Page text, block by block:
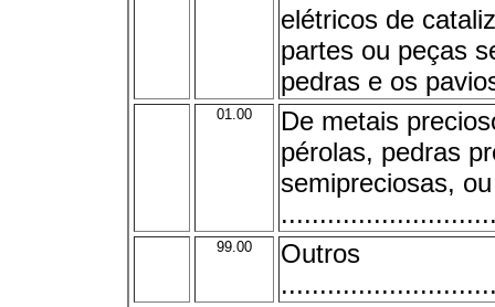
elétricos de
partes ou peças
pedras e os
01.00
De metais
pérolas, pedras
semipreciosas,
99.00
Outros